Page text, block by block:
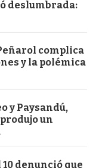
deslumbrada:
complica
y la polémica
y Paysandú,
un
denunció que